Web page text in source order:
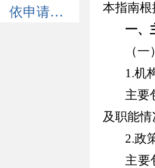
依申请公开
本指南
一、
（
1.机
主要
及职能
2.政
主要